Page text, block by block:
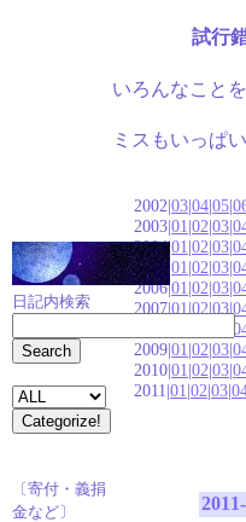
試行
いろんなこと
ミスもいっぱ
2002|03|04|05|
2003|01|02|03|
2004|01|02|03|
2005|01|02|03|
2006|01|02|03|
2007|01|02|03|
2009|01|02|03|
2010|01|02|03|
2011|01|02|03|
日記内検索
〔寄付・義捐
金など〕